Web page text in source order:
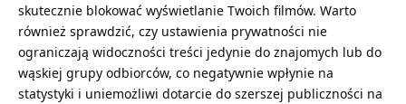
skutecznie blokować wyświetlanie Twoich filmów. Warto
również sprawdzić, czy ustawienia prywatności nie
ograniczają widoczności treści jedynie do znajomych lub do
wąskiej grupy odbiorców, co negatywnie wpłynie na
statystyki i uniemożliwi dotarcie do szerszej publiczności na